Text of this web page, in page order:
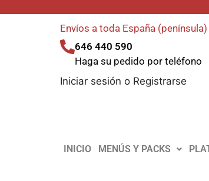
Envíos a toda España
646 440 590
Haga su pedido por teléfono
Iniciar sesión o Registrarse
INICIO MENÚS Y PACKS